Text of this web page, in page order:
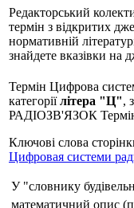
Редакторський
термін з відкритих
нормативній
знайдете вказівки на
Термін Цифрова
категоріїлітера "Ц",
РАДIОЗВ'ЯЗОК
Ключові слова
Цифровая системи
У "словнику
математичний опис